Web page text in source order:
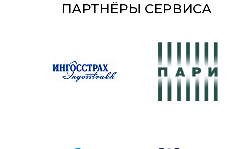
ПАРТНЁРЫ СЕРВИСА